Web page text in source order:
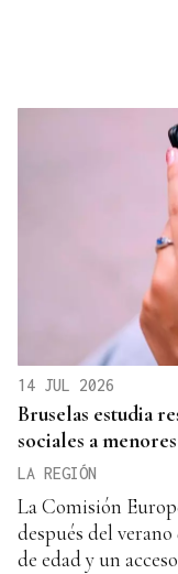
14 JUL 2026
Bruselas estudia
sociales a menores
LA REGIÓN
La Comisión
después del
de edad y un